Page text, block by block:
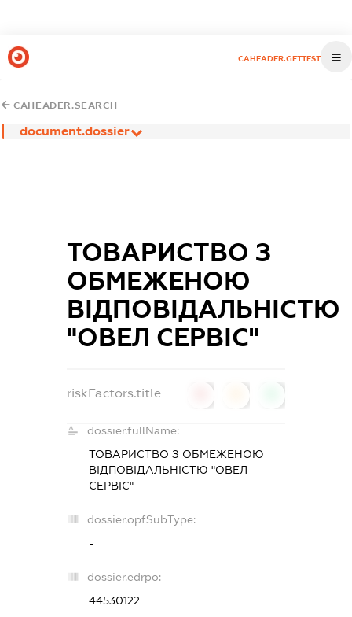
CAHEADER.GETTEST
CAHEADER.SEARCH
document.dossier
ТОВАРИСТВО З
ОБМЕЖЕНОЮ
ВІДПОВІДАЛЬНІСТЮ
"ОВЕЛ СЕРВІС"
riskFactors.title
dossier.fullName:
ТОВАРИСТВО З ОБМЕЖЕНОЮ
ВІДПОВІДАЛЬНІСТЮ "ОВЕЛ
СЕРВІС"
dossier.opfSubType:
-
dossier.edrpo:
44530122